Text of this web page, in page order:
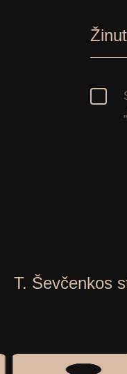
T. Ševčenkos